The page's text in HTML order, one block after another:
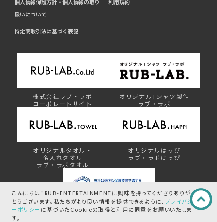
こんにちは！RUB-ENTERTAINMENTに興味を持ってくださりありが
とうございます。 私たちがより良い情報を提供できるように、 プライバシ
ーポリシー に基づいたCookieの取得と利用に同意をお願いいたしま
す。
個人情報保護方針・個人情報の取り
扱いについて
利用規約
特定商取引法に基づく表記
株式会社ラブ・ラボ
コーポレートサイト
オリジナルTシャツ製作
ラブ・ラボ
オリジナルタオル・
名入れタオル
ラブ・ラボタオル
オリジナルはっぴ
ラブ・ラボはっぴ
プライバシーマーク制度